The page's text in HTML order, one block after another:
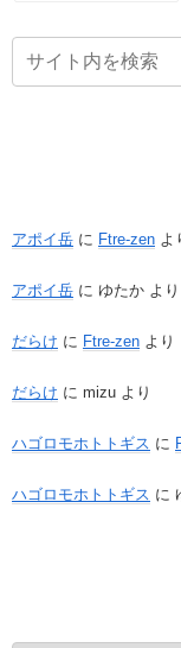
アポイ岳 に Ftre-zen よ
アポイ岳 に ゆたか より
だらけ に Ftre-zen より
だらけ に mizu より
ハゴロモホトトギス に
ハゴロモホトトギス に